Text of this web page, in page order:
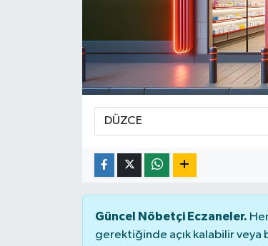
Güncel Nöbetçi Eczaneler.
gerektiğinde açık kalabilir